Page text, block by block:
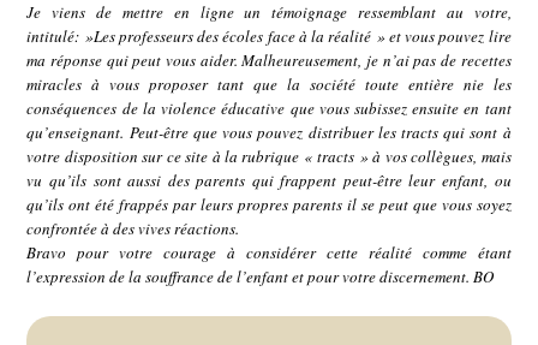
Je viens de mettre en ligne un témoignage ressemblant au votre,
intitulé: »Les professeurs des écoles face à la réalité » et vous pouvez lire
ma réponse qui peut vous aider. Malheureusement, je n’ai pas de recettes
miracles à vous proposer tant que la société toute entière nie les
conséquences de la violence éducative que vous subissez ensuite en tant
qu’enseignant. Peut-être que vous pouvez distribuer les tracts qui sont à
votre disposition sur ce site à la rubrique « tracts » à vos collègues, mais
vu qu’ils sont aussi des parents qui frappent peut-être leur enfant, ou
qu’ils ont été frappés par leurs propres parents il se peut que vous soyez
confrontée à des vives réactions.
Bravo pour votre courage à considérer cette réalité comme étant
l’expression de la souffrance de l’enfant et pour votre discernement. BO